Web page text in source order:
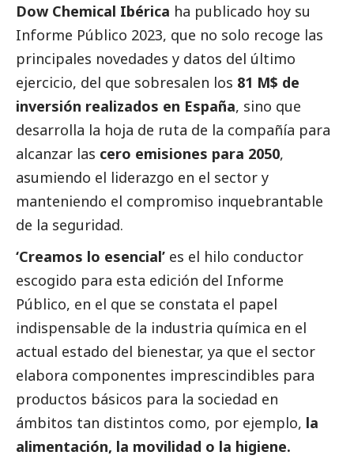
Dow Chemical Ibérica ha publicado hoy su
Informe Público 2023, que no solo recoge las
principales novedades y datos del último
ejercicio, del que sobresalen los 81 M$ de
inversión realizados en España, sino que
desarrolla la hoja de ruta de la compañía para
alcanzar las cero emisiones para 2050,
asumiendo el liderazgo en el sector y
manteniendo el compromiso inquebrantable
de la seguridad.
‘Creamos lo esencial’ es el hilo conductor
escogido para esta edición del Informe
Público, en el que se constata el papel
indispensable de la industria química en el
actual estado del bienestar, ya que el sector
elabora componentes imprescindibles para
productos básicos para la sociedad en
ámbitos tan distintos como, por ejemplo, la
alimentación, la movilidad o la higiene.